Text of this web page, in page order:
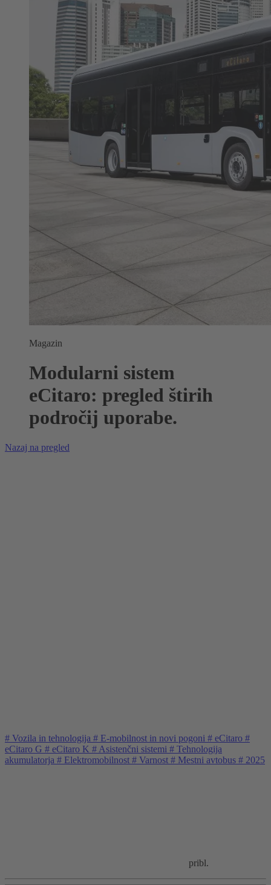
Magazin
Modularni sistem
eCitaro: pregled štirih
področij uporabe.
Nazaj na pregled
# Vozila in tehnologija # E-mobilnost in novi pogoni # eCitaro #
eCitaro G # eCitaro K # Asistenčni sistemi # Tehnologija
akumulatorja # Elektromobilnost # Varnost # Mestni avtobus # 2025
pribl.